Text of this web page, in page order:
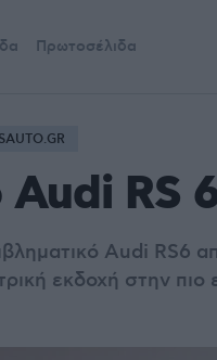
Πρωτοσέλιδα
Audi RS
Audi RS6
εκδοχή στην πιο